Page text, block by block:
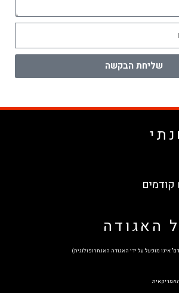
שליחת הבקשה
קודמים
האגודה
אינו מופעל על ידי האגודה האנתרופולוגית)